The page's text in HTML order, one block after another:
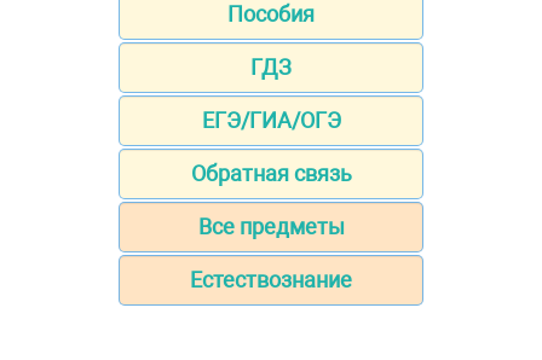
Пособия
ГДЗ
ЕГЭ/ГИА/ОГЭ
Обратная связь
Все предметы
Естествознание